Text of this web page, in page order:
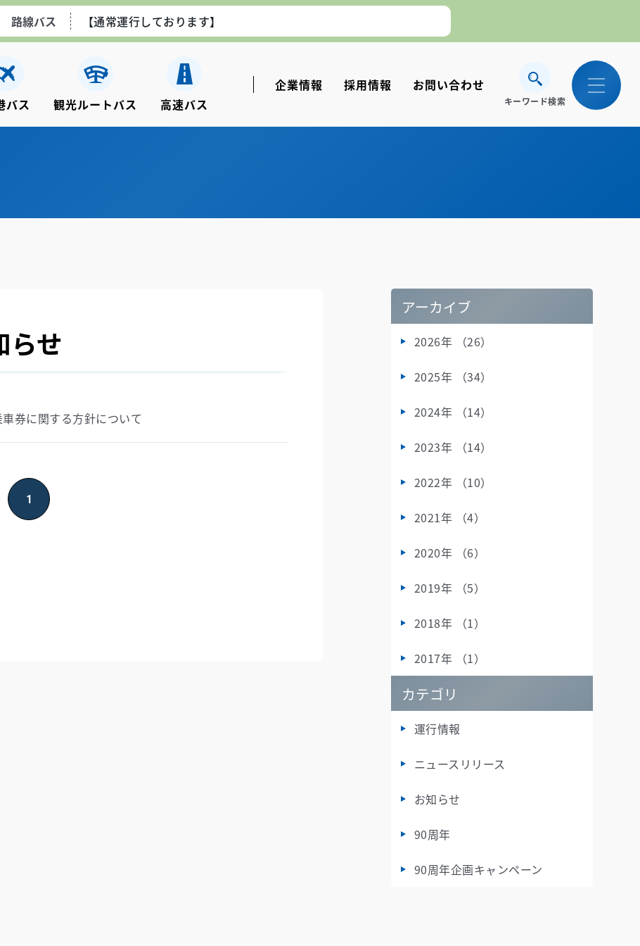
空港線エアポートライナー 【通常運行しております】
ながさき観光ルートバス 【土日祝のみ運行しております。】
高速乗合バス 【通常運行しております】
バス 観光ルートバス ⾼速バス
企業情報 採用情報 お問い合わせ
キーワード検索
らせ
券に関する方針について
1
アーカイブ
2026年 （26）
2025年 （34）
2024年 （14）
2023年 （14）
2022年 （10）
2021年 （4）
2020年 （6）
2019年 （5）
2018年 （1）
2017年 （1）
カテゴリ
運行情報
ニュースリリース
お知らせ
90周年
90周年企画キャンペーン